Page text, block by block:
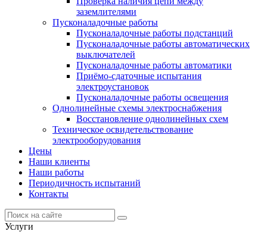
заземлителями
Пусконаладочные работы
Пусконаладочные работы подстанций
Пусконаладочные работы автоматических
выключателей
Пусконаладочные работы автоматики
Приёмо-сдаточные испытания
электроустановок
Пусконаладочные работы освещения
Однолинейные схемы электроснабжения
Восстановление однолинейных схем
Техническое освидетельствование
электрооборудования
Цены
Наши клиенты
Наши работы
Периодичность испытаний
Контакты
Услуги